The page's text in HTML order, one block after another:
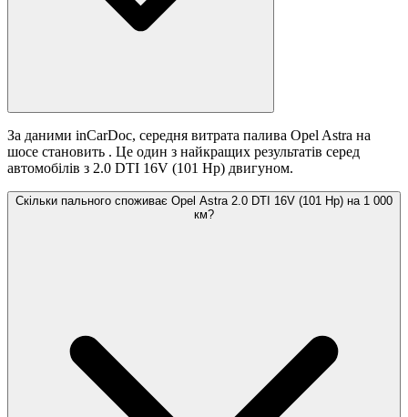
За даними inCarDoc, середня витрата палива Opel Astra на
шосе становить . Це один з найкращих результатів серед
автомобілів з 2.0 DTI 16V (101 Hp) двигуном.
Скільки пального споживає Opel Astra 2.0 DTI 16V (101 Hp) на 1 000
км?